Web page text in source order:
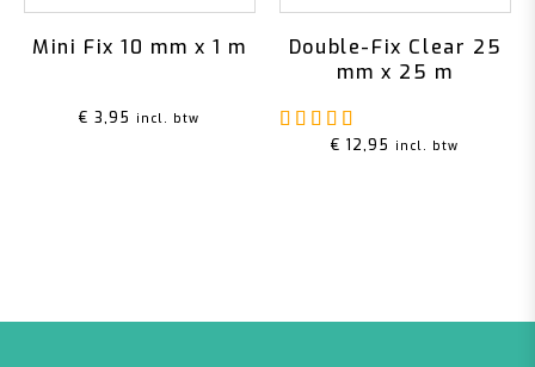
Mini Fix 10 mm x 1 m
€ 3,95 incl. btw
Double-Fix Clear 25
mm x 25 m
€ 12,95 incl. btw